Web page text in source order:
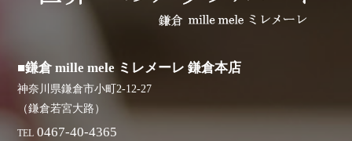
■鎌倉 mille mele ミレメーレ 鎌倉本店
神奈川県鎌倉市小町2-12-27
（鎌倉若宮大路）
TEL 0467-40-4365